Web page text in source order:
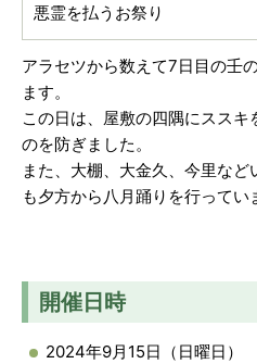
悪霊を払うお祭り
アラセツから数えて7日目の壬
ます。
この日は、屋敷の四隅にスス
のを防ぎました。
また、大棚、大金久、今里な
も夕方から八月踊りを行ってい
開催日時
2024年9月15日（日曜日）